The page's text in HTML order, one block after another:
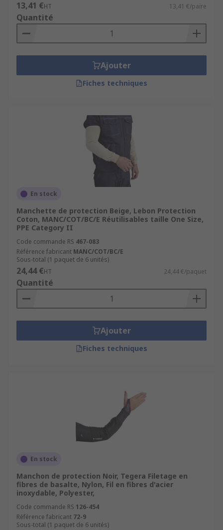
13,41 €HT 13,41 €/paire
Quantité
Ajouter
Fiches techniques
En stock
Manchette de protection Beige, Lebon Protection
Coton, MANC/COT/BC/E Réutilisables taille One Size,
PPE Category II
Code commande RS 467-083
Référence fabricant MANC/COT/BC/E
Sous-total (1 paquet de 6 unités)
24,44 €HT 24,44 €/paquet
Quantité
Ajouter
Fiches techniques
En stock
Manchon de protection Noir, Tegera Filetage en
fibres de basalte, Nylon, Fil en fibres d'acier
inoxydable, Polyester,
Code commande RS 126-454
Référence fabricant 72-9
Sous-total (1 paquet de 6 unités)